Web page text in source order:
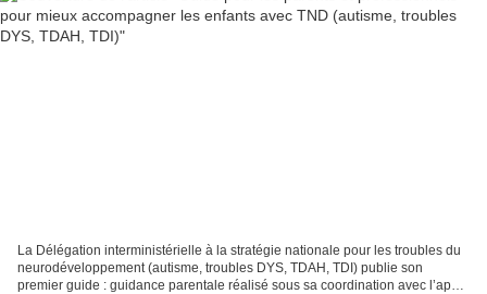
La Délégation interministérielle à la stratégie nationale pour les troubles du
neurodéveloppement (autisme, troubles DYS, TDAH, TDI) publie son
premier guide : guidance parentale réalisé sous sa coordination avec l’appui